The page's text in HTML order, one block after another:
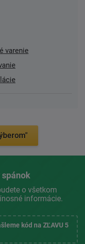
varenie
o všetkom
informácie.
kód na ZĽAVU 5